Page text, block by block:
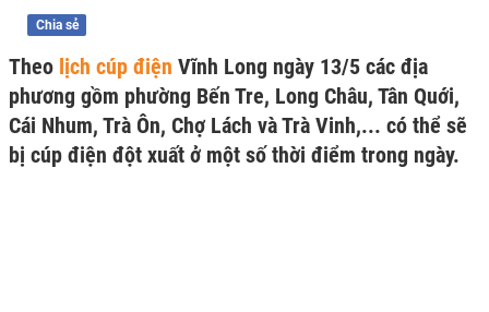
Chia sẻ
Theo lịch cúp điện Vĩnh Long ngày 13/5 các địa
phương gồm phường Bến Tre, Long Châu, Tân Quới,
Cái Nhum, Trà Ôn, Chợ Lách và Trà Vinh,... có thể sẽ
bị cúp điện đột xuất ở một số thời điểm trong ngày.